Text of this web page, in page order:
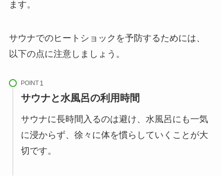
ます。
サウナでのヒートショックを予防するためには、
以下の点に注意しましょう。
POINT
サウナと水風呂の利用時間
サウナに長時間入るのは避け、水風呂にも一気
に浸からず、徐々に体を慣らしていくことが大
切です。